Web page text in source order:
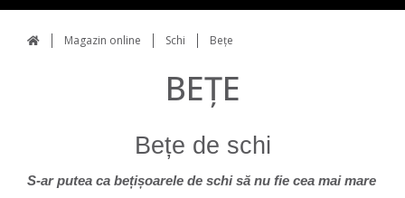
navigation
Magazin online Schi Bețe
BEȚE
Bețe de schi
S-ar putea ca bețișoarele de schi să nu fie cea mai mare